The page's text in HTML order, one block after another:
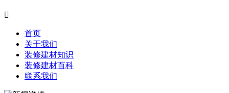

首页
关于我们
装修建材知识
装修建材百科
联系我们